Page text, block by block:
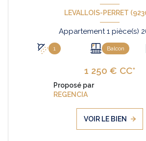
LEVALLOIS-PERRET
1 Balcon
1 250 € CC*
Proposé par
REGENCIA
VOIR LE BIEN